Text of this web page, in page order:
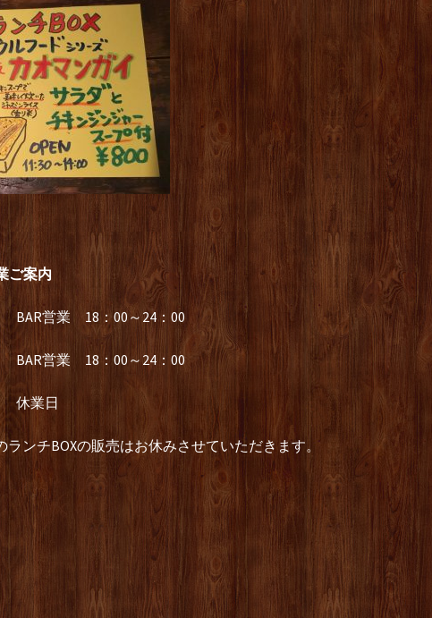
ご案内
BAR営業 18：00～24：00
BAR営業 18：00～24：00
休業日
ランチBOXの販売はお休みさせていただきます。